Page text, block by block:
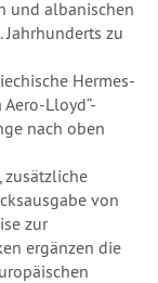
und albanischen
zu
Hermes-
Lloyd“-
nach oben
zusätzliche
von
zur
ergänzen die